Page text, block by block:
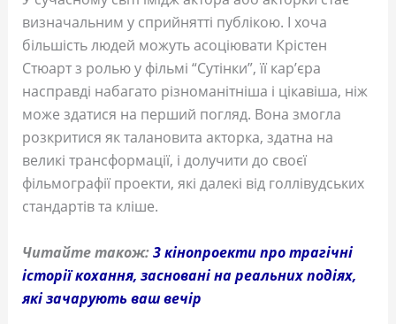
визначальним у сприйнятті публікою. І хоча
більшість людей можуть асоціювати Крістен
Стюарт з ролью у фільмі “Сутінки”, її кар’єра
насправді набагато різноманітніша і цікавіша, ніж
може здатися на перший погляд. Вона змогла
розкритися як талановита акторка, здатна на
великі трансформації, і долучити до своєї
фільмографії проекти, які далекі від голлівудських
стандартів та кліше.
Читайте також:3 кінопроекти про трагічні
історії кохання, засновані на реальних подіях,
які зачарують ваш вечір